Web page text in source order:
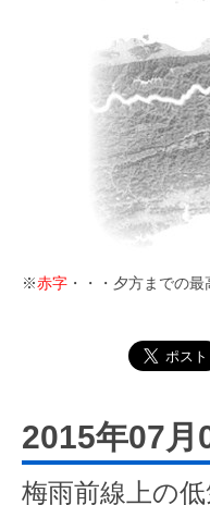
※赤字 ・・・夕方までの最
2015年07月
梅雨前線上の